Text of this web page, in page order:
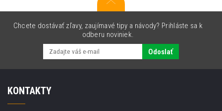
Chcete dostávať zľavy, zaujímavé tipy a návody? Prihláste sa k
odberu noviniek.
Odoslať
KONTAKTY